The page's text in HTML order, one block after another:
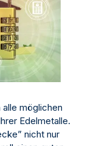
möglichen
Edelmetalle.
nicht nur